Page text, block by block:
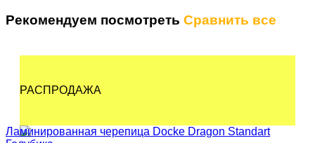
Рекомендуем посмотреть Сравнить все
РАСПРОДАЖА
Ламинированная черепица Docke Dragon Standart